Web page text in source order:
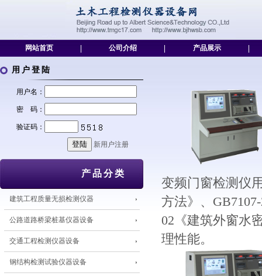
网站首页 公司介绍 产品展示
用户登陆
用户名：
密 码：
验证码：
新用户注册
产品分类
建筑工程质量无损检测仪器
公路道路桥梁桩基仪器设备
交通工程检测仪器设备
钢结构检测试验仪器设备
变频门窗检测仪
方法》、
02《建筑外窗水
理性能。